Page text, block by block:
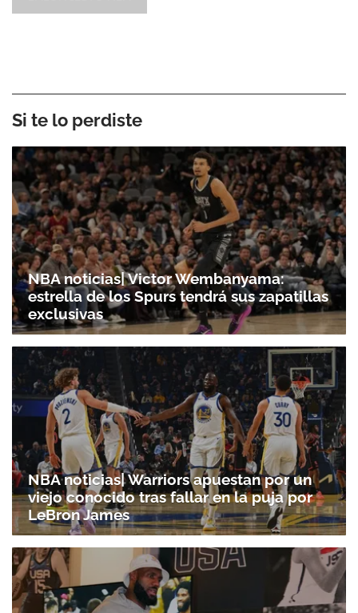
Si te lo perdiste
NBA noticias| Victor Wembanyama:
estrella de los Spurs tendrá sus zapatillas
exclusivas
NBA noticias| Warriors apuestan por un
viejo conocido tras fallar en la puja por
LeBron James